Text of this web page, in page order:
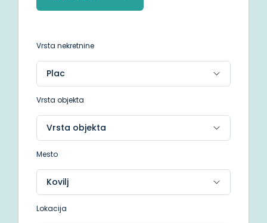
Vrsta nekretnine
Vrsta objekta
Mesto
Lokacija